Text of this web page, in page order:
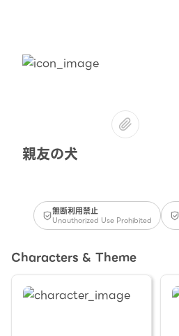
親友の犬
無断利用禁止
Unauthorized Use Prohibited
Characters & Theme